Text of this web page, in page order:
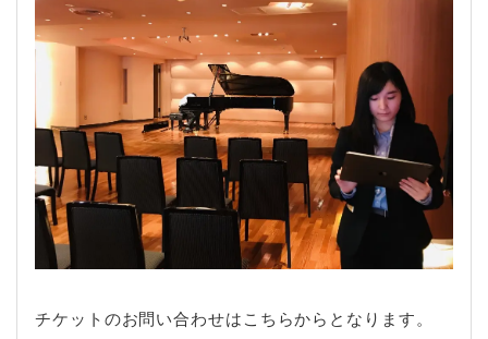
チケットのお問い合わせはこちらからとなります。